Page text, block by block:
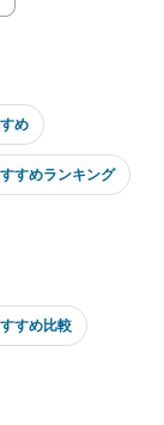
め
すめランキング
すめ比較